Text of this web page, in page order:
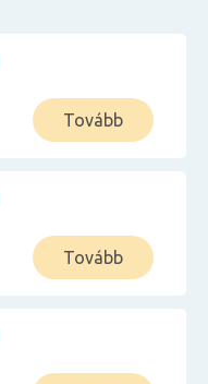
Tovább
Tovább